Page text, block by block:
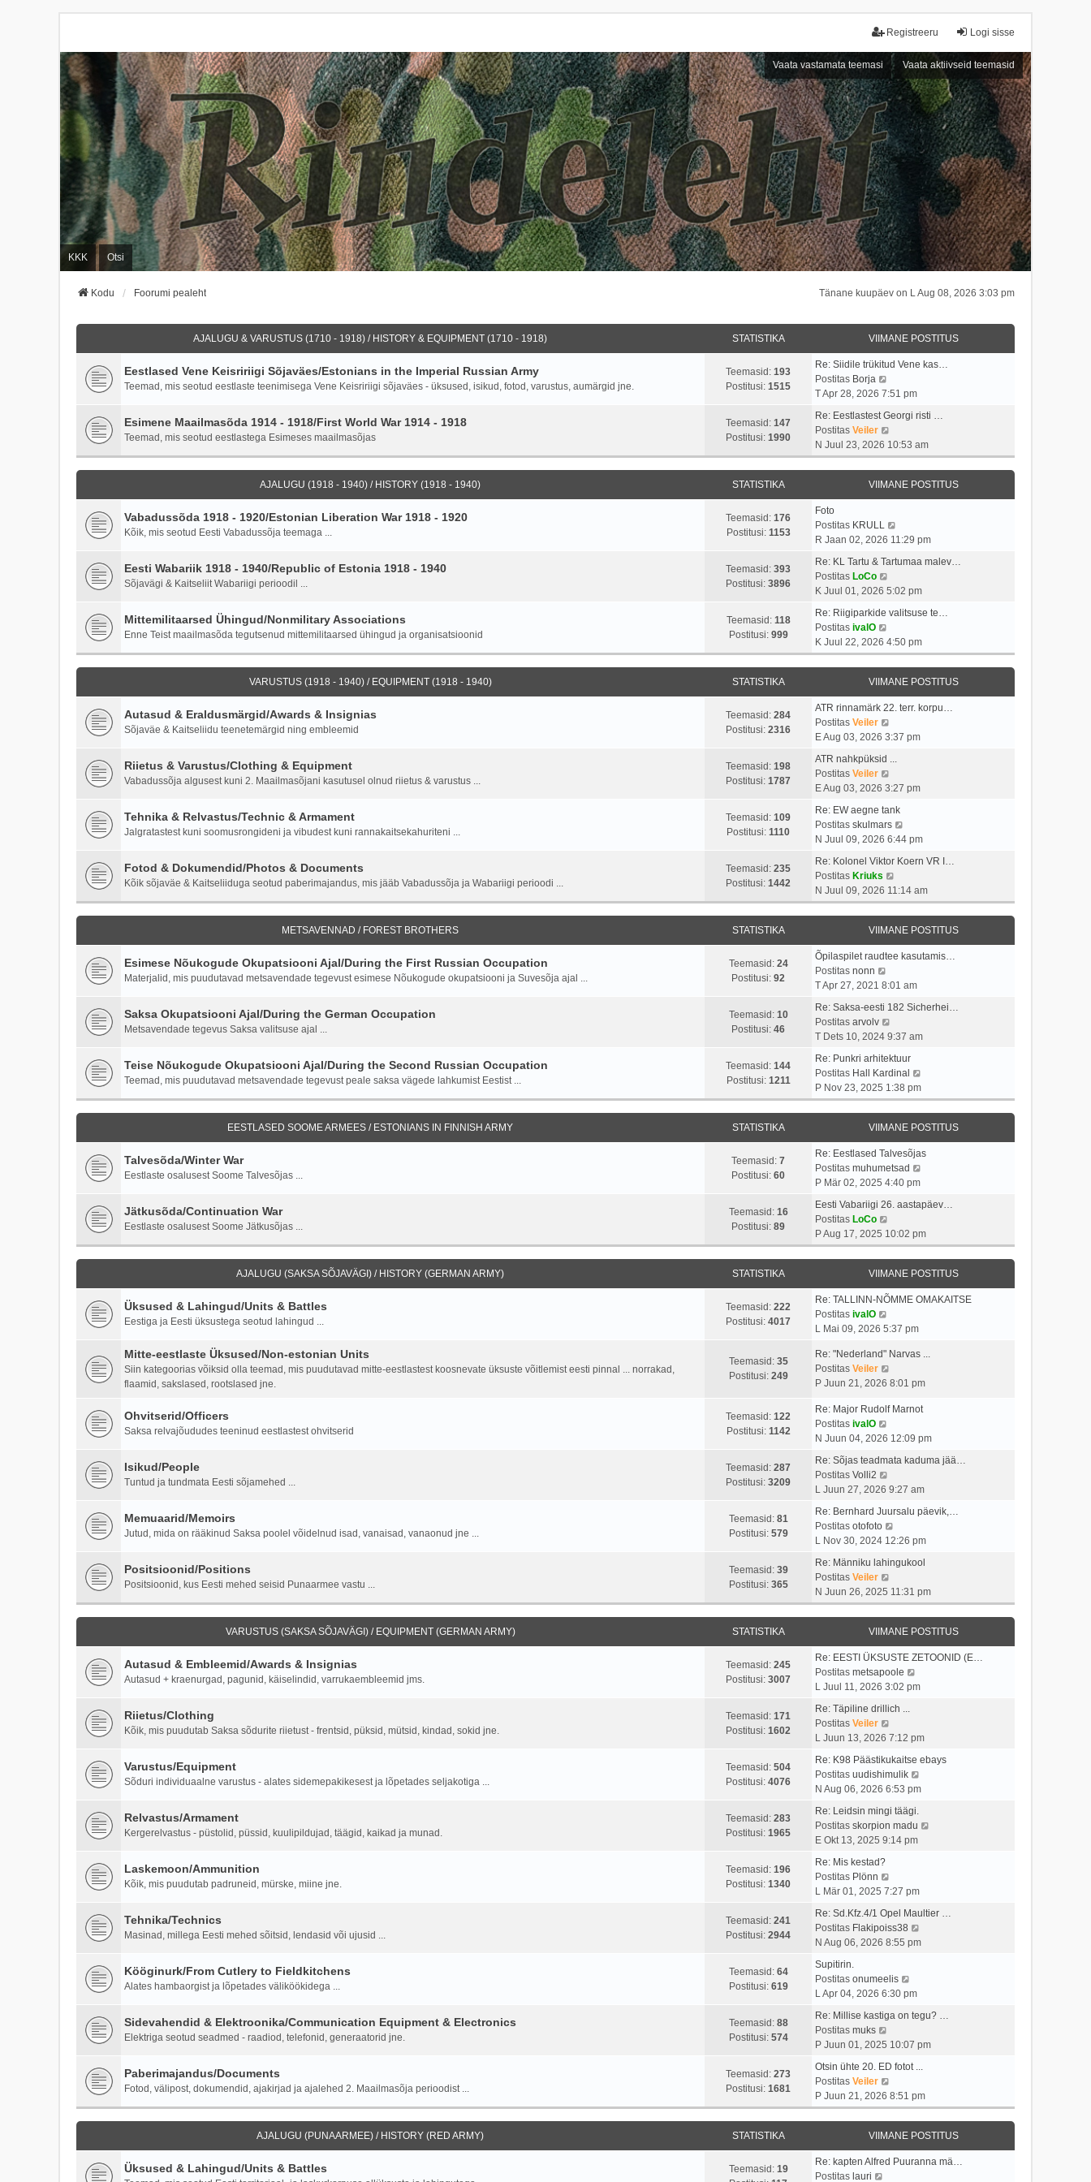
Logi sisse
Registreeru
Vaata vastamata teemasi Vaata aktiivseid teemasid
KKK Otsi
Tänane kuupäev on L Aug 08, 2026 3:03 pm
Kodu Foorumi pealeht
AJALUGU & VARUSTUS (1710 - 1918) / HISTORY & EQUIPMENT (1710 - 1918) STATISTIKA VIIMANE POSTITUS
Eestlased Vene Keisririigi Sõjaväes/Estonians in the Imperial Russian Army
Teemad, mis seotud eestlaste teenimisega Vene Keisririigi sõjaväes - üksused, isikud, fotod, varustus, aumärgid jne.
Teemasid: 193
Postitusi: 1515
Re: Siidile trükitud Vene kas…
Postitas Borja
a
t
a
v
i
s
o
t
i
u
s
t
T Apr 28, 2026 7:51 pm
Esimene Maailmasõda 1914 - 1918/First World War 1914 - 1918
Teemad, mis seotud eestlastega Esimeses maailmasõjas
Teemasid: 147
Postitusi: 1990
Re: Eestlastest Georgi risti …
Postitas Veiler
a
a
t
a
v
i
m
a
t
o
t
t
s
N Juul 23, 2026 10:53 am
AJALUGU (1918 - 1940) / HISTORY (1918 - 1940) STATISTIKA VIIMANE POSTITUS
Vabadussõda 1918 - 1920/Estonian Liberation War 1918 - 1920
Kõik, mis seotud Eesti Vabadussõja teemaga ...
Teemasid: 176
Postitusi: 1153
Foto
Postitas KRULL
a
t
v
i
m
a
s
t
p
o
t
u
t
R Jaan 02, 2026 11:29 pm
Eesti Wabariik 1918 - 1940/Republic of Estonia 1918 - 1940
Sõjavägi & Kaitseliit Wabariigi perioodil ...
Teemasid: 393
Postitusi: 3896
Re: KL Tartu & Tartumaa malev…
Postitas LoCo
a
t
v
i
a
s
t
o
s
t
i
t
u
t
K Juul 01, 2026 5:02 pm
Mittemilitaarsed Ühingud/Nonmilitary Associations
Enne Teist maailmasõda tegutsenud mittemilitaarsed ühingud ja organisatsioonid
Teemasid: 118
Postitusi: 999
Re: Riigiparkide valitsuse te…
Postitas ivalO
a
a
t
a
v
i
i
m
s
t
o
s
t
i
t
u
s
t
K Juul 22, 2026 4:50 pm
VARUSTUS (1918 - 1940) / EQUIPMENT (1918 - 1940) STATISTIKA VIIMANE POSTITUS
Autasud & Eraldusmärgid/Awards & Insignias
Sõjaväe & Kaitseliidu teenetemärgid ning embleemid
Teemasid: 284
Postitusi: 2316
ATR rinnamärk 22. terr. korpu…
Postitas Veiler
a
t
v
i
i
m
s
t
p
s
i
u
t
E Aug 03, 2026 3:37 pm
Riietus & Varustus/Clothing & Equipment
Vabadussõja algusest kuni 2. Maailmasõjani kasutusel olnud riietus & varustus ...
Teemasid: 198
Postitusi: 1787
ATR nahkpüksid ...
Postitas Veiler
a
t
a
v
i
i
m
a
s
t
p
o
t
i
u
t
E Aug 03, 2026 3:27 pm
Tehnika & Relvastus/Technic & Armament
Jalgratastest kuni soomusrongideni ja vibudest kuni rannakaitsekahuriteni ...
Teemasid: 109
Postitusi: 1110
Re: EW aegne tank
Postitas skulmars
a
t
v
i
a
t
o
t
i
t
u
s
t
N Juul 09, 2026 6:44 pm
Fotod & Dokumendid/Photos & Documents
Kõik sõjaväe & Kaitseliiduga seotud paberimajandus, mis jääb Vabadussõja ja Wabariigi perioodi ...
Teemasid: 235
Postitusi: 1442
Re: Kolonel Viktor Koern VR I…
Postitas Kriuks
a
a
t
a
v
i
m
a
t
o
s
t
t
s
t
N Juul 09, 2026 11:14 am
METSAVENNAD / FOREST BROTHERS STATISTIKA VIIMANE POSTITUS
Esimese Nõukogude Okupatsiooni Ajal/During the First Russian Occupation
Materjalid, mis puudutavad metsavendade tegevust esimese Nõukogude okupatsiooni ja Suvesõja ajal ...
Teemasid: 24
Postitusi: 92
Õpilaspilet raudtee kasutamis…
Postitas nonn
a
t
a
v
i
i
m
a
s
t
p
o
s
t
i
t
u
s
t
T Apr 27, 2021 8:01 am
Saksa Okupatsiooni Ajal/During the German Occupation
Metsavendade tegevus Saksa valitsuse ajal ...
Teemasid: 10
Postitusi: 46
Re: Saksa-eesti 182 Sicherhei…
Postitas arvolv
a
t
a
v
i
a
s
t
o
t
t
s
T Dets 10, 2024 9:37 am
Teise Nõukogude Okupatsiooni Ajal/During the Second Russian Occupation
Teemad, mis puudutavad metsavendade tegevust peale saksa vägede lahkumist Eestist ...
Teemasid: 144
Postitusi: 1211
Re: Punkri arhitektuur
Postitas Hall Kardinal
a
t
a
v
i
a
t
p
o
s
t
i
P Nov 23, 2025 1:38 pm
EESTLASED SOOME ARMEES / ESTONIANS IN FINNISH ARMY STATISTIKA VIIMANE POSTITUS
Talvesõda/Winter War
Eestlaste osalusest Soome Talvesõjas ...
Teemasid: 7
Postitusi: 60
Re: Eestlased Talvesõjas
Postitas muhumetsad
t
v
i
a
o
t
t
s
t
P Mär 02, 2025 4:40 pm
Jätkusõda/Continuation War
Eestlaste osalusest Soome Jätkusõjas ...
Teemasid: 16
Postitusi: 89
Eesti Vabariigi 26. aastapäev…
Postitas LoCo
a
a
t
a
v
i
m
a
s
t
o
t
s
t
P Aug 17, 2025 10:02 pm
AJALUGU (SAKSA SÕJAVÄGI) / HISTORY (GERMAN ARMY) STATISTIKA VIIMANE POSTITUS
Üksused & Lahingud/Units & Battles
Eestiga ja Eesti üksustega seotud lahingud ...
Teemasid: 222
Postitusi: 4017
Re: TALLINN-NÕMME OMAKAITSE
Postitas ivalO
a
t
a
v
i
a
s
p
s
t
i
t
u
s
t
L Mai 09, 2026 5:37 pm
Mitte-eestlaste Üksused/Non-estonian Units
Siin kategoorias võiksid olla teemad, mis puudutavad mitte-eestlastest koosnevate üksuste võitlemist eesti pinnal ... norrakad,
flaamid, sakslased, rootslased jne.
Teemasid: 35
Postitusi: 249
Re: "Nederland" Narvas ...
Postitas Veiler
a
t
v
i
m
s
t
p
o
t
i
t
u
s
t
P Juun 21, 2026 8:01 pm
Ohvitserid/Officers
Saksa relvajõududes teeninud eestlastest ohvitserid
Teemasid: 122
Postitusi: 1142
Re: Major Rudolf Marnot
Postitas ivalO
a
t
v
i
i
m
s
t
p
s
i
t
u
t
N Juun 04, 2026 12:09 pm
Isikud/People
Tuntud ja tundmata Eesti sõjamehed ...
Teemasid: 287
Postitusi: 3209
Re: Sõjas teadmata kaduma jää…
Postitas Volli2
a
t
a
v
i
i
m
a
s
t
p
o
s
t
i
t
u
t
L Juun 27, 2026 9:27 am
Memuaarid/Memoirs
Jutud, mida on rääkinud Saksa poolel võidelnud isad, vanaisad, vanaonud jne ...
Teemasid: 81
Postitusi: 579
Re: Bernhard Juursalu päevik,…
Postitas otofoto
a
t
v
i
a
s
t
o
t
i
t
u
t
L Nov 30, 2024 12:26 pm
Positsioonid/Positions
Positsioonid, kus Eesti mehed seisid Punaarmee vastu ...
Teemasid: 39
Postitusi: 365
Re: Männiku lahingukool
Postitas Veiler
a
a
t
a
v
i
i
m
a
t
o
s
t
i
u
N Juun 26, 2025 11:31 pm
VARUSTUS (SAKSA SÕJAVÄGI) / EQUIPMENT (GERMAN ARMY) STATISTIKA VIIMANE POSTITUS
Autasud & Embleemid/Awards & Insignias
Autasud + kraenurgad, pagunid, käiselindid, varrukaembleemid jms.
Teemasid: 245
Postitusi: 3007
Re: EESTI ÜKSUSTE ZETOONID (E…
Postitas metsapoole
a
v
i
i
m
s
t
p
t
t
u
s
L Juul 11, 2026 3:02 pm
Riietus/Clothing
Kõik, mis puudutab Saksa sõdurite riietust - frentsid, püksid, mütsid, kindad, sokid jne.
Teemasid: 171
Postitusi: 1602
Re: Täpiline drillich ...
Postitas Veiler
a
t
a
v
i
m
p
o
s
t
u
s
t
L Juun 13, 2026 7:12 pm
Varustus/Equipment
Sõduri individuaalne varustus - alates sidemepakikesest ja lõpetades seljakotiga ...
Teemasid: 504
Postitusi: 4076
Re: K98 Päästikukaitse ebays
Postitas uudishimulik
a
a
s
p
t
s
N Aug 06, 2026 6:53 pm
Relvastus/Armament
Kergerelvastus - püstolid, püssid, kuulipildujad, täägid, kaikad ja munad.
Teemasid: 283
Postitusi: 1965
Re: Leidsin mingi täägi.
Postitas skorpion madu
i
o
t
E Okt 13, 2025 9:14 pm
Laskemoon/Ammunition
Kõik, mis puudutab padruneid, mürske, miine jne.
Teemasid: 196
Postitusi: 1340
Re: Mis kestad?
Postitas Plönn
a
t
a
v
i
m
s
p
o
t
i
t
u
s
L Mär 01, 2025 7:27 pm
Tehnika/Technics
Masinad, millega Eesti mehed sõitsid, lendasid või ujusid ...
Teemasid: 241
Postitusi: 2944
Re: Sd.Kfz.4/1 Opel Maultier …
Postitas Flakipoiss38
a
i
m
s
p
s
i
N Aug 06, 2026 8:55 pm
Kööginurk/From Cutlery to Fieldkitchens
Alates hambaorgist ja lõpetades väliköökidega ...
Teemasid: 64
Postitusi: 619
Supitirin.
Postitas onumeelis
a
t
v
i
m
a
s
t
p
o
L Apr 04, 2026 6:30 pm
Sidevahendid & Elektroonika/Communication Equipment & Electronics
Elektriga seotud seadmed - raadiod, telefonid, generaatorid jne.
Teemasid: 88
Postitusi: 574
Re: Millise kastiga on tegu? …
Postitas muks
a
t
a
v
i
a
P Juun 01, 2025 10:07 pm
Paberimajandus/Documents
Fotod, välipost, dokumendid, ajakirjad ja ajalehed 2. Maailmasõja perioodist ...
Teemasid: 273
Postitusi: 1681
Otsin ühte 20. ED fotot ...
Postitas Veiler
a
a
t
a
v
P Juun 21, 2026 8:51 pm
AJALUGU (PUNAARMEE) / HISTORY (RED ARMY) STATISTIKA VIIMANE POSTITUS
Üksused & Lahingud/Units & Battles Teemasid: 19
Re: kapten Alfred Puuranna mä…
Postitas lauri